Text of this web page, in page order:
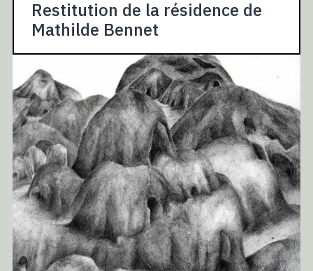
Restitution de la résidence de
Mathilde Bennet